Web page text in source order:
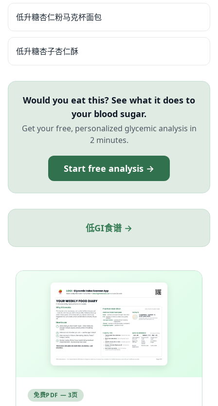
低升糖杏仁粉马克杯面包
低升糖杏子杏仁酥
Would you eat this? See what it does to
your blood sugar.
Get your free, personalized glycemic analysis in
2 minutes.
Start free analysis →
低GI食谱 →
免费PDF — 3页